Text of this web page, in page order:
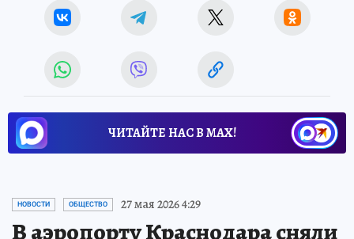
ЧИТАЙТЕ НАС В МАХ!
НОВОСТИ ОБЩЕСТВО 27 мая 2026 4:29
В аэропорту Краснодара сняли